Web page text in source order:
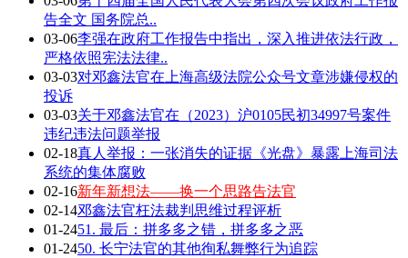
告全文 国务院总..
03-06李强在政府工作报告中指出，深入推进依法行政，
严格依照宪法法律..
03-03对邓鑫法官在上海高级法院公众号文章涉嫌侵权的
投诉
03-03关于邓鑫法官在（2023）沪0105民初34997号案件
违纪违法问题举报
02-18真人举报：一张消失的证据《光盘》暴露上海司法
系统的集体腐败
02-16新年新想法——换一个思路告法官
02-14邓鑫法官枉法裁判思维过程评析
01-2451. 最后：拼多多之错，拼多多之恶
01-2450. 长宁法官的其他徇私舞弊行为追踪